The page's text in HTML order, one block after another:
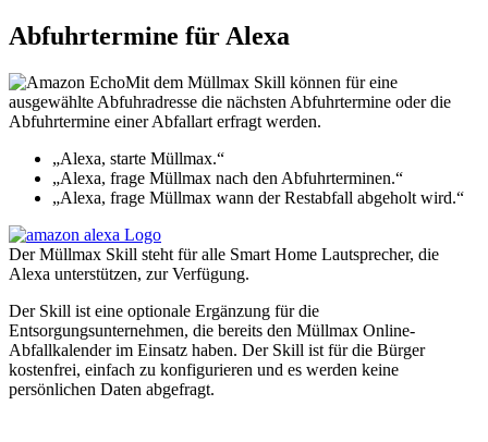
Abfuhrtermine für Alexa
Mit dem Müllmax Skill können für eine
ausgewählte Abfuhradresse die nächsten Abfuhrtermine oder die
Abfuhrtermine einer Abfallart erfragt werden.
„Alexa, starte Müllmax.“
„Alexa, frage Müllmax nach den Abfuhrterminen.“
„Alexa, frage Müllmax wann der Restabfall abgeholt wird.“
Der Müllmax Skill steht für alle Smart Home Lautsprecher, die
Alexa unterstützen, zur Verfügung.
Der Skill ist eine optionale Ergänzung für die
Entsorgungsunternehmen, die bereits den Müllmax Online-
Abfallkalender im Einsatz haben. Der Skill ist für die Bürger
kostenfrei, einfach zu konfigurieren und es werden keine
persönlichen Daten abgefragt.